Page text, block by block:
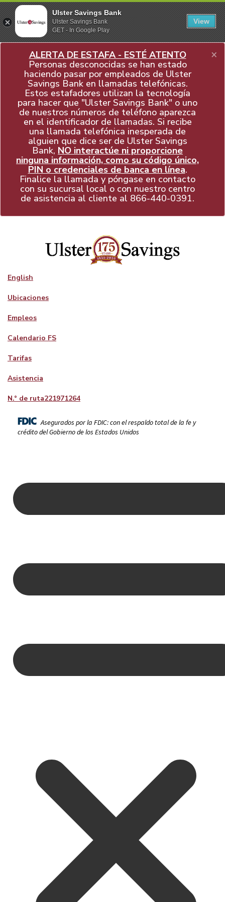
×
ALERTA DE ESTAFA - ESTÉ ATENTO
Personas desconocidas se han estado
haciendo pasar por empleados de Ulster
Savings Bank en llamadas telefónicas.
Estos estafadores utilizan la tecnología
para hacer que "Ulster Savings Bank" o uno
de nuestros números de teléfono aparezca
en el identificador de llamadas. Si recibe
una llamada telefónica inesperada de
alguien que dice ser de Ulster Savings
Bank, NO interactúe ni proporcione
ninguna información, como su código único,
PIN o credenciales de banca en línea.
Finalice la llamada y póngase en contacto
con su sucursal local o con nuestro centro
de asistencia al cliente al 866-440-0391.
English
Ubicaciones
Empleos
Calendario FS
Tarifas
Asistencia
N.° de ruta221971264
Asegurados por la FDIC: con el respaldo total de la fe y
crédito del Gobierno de los Estados Unidos
Ulster Savings Bank
Ulster Savings Bank
GET - In Google Play
View